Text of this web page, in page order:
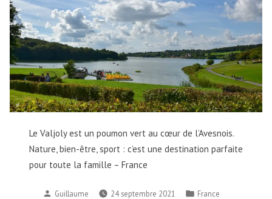
Le Valjoly est un poumon vert au cœur de l’Avesnois.
Nature, bien-être, sport : c’est une destination parfaite
pour toute la famille – France
Publié
Guillaume 24 septembre 2021
Publié
France